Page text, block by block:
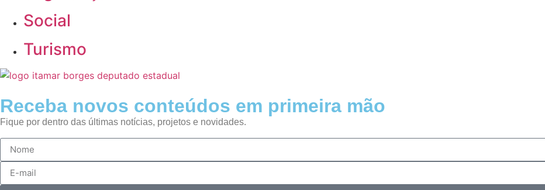
Social
Turismo
Receba novos conteúdos em primeira mão
Fique por dentro das últimas notícias, projetos e novidades.